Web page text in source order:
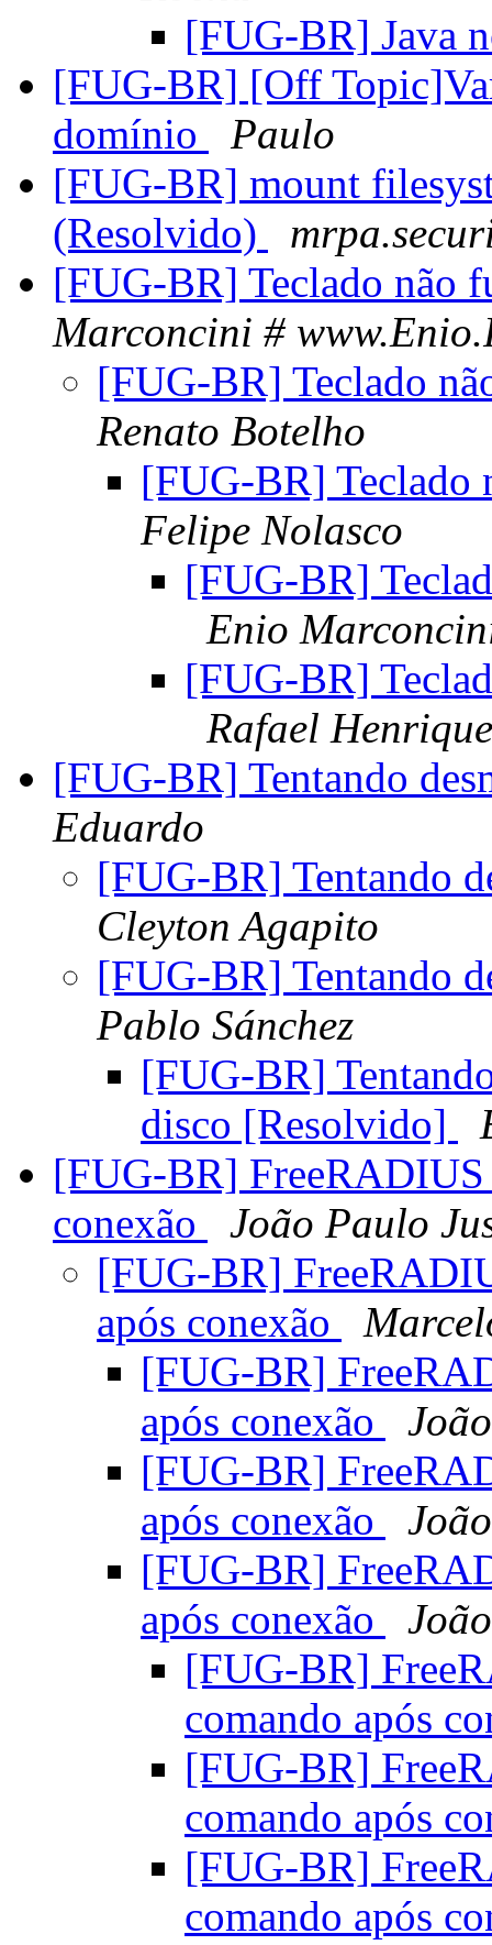
[FUG-BR] Java
[FUG-BR] [Off
domínio
Paulo
[FUG-BR] mount
(Resolvido)
[FUG-BR] Teclado não
Marconcini #
[FUG-BR] Teclado
Renato Botelho
[FUG-BR] Teclado
Felipe Nolasco
[FUG-BR]
Enio
[FUG-BR]
Rafael
[FUG-BR] Tentando
Eduardo
[FUG-BR] Tentando
Cleyton Agapito
[FUG-BR] Tentando
Pablo Sánchez
[FUG-BR]
disco [Resolvido]
[FUG-BR] FreeRADIUS
conexão
João Paulo
[FUG-BR]
após conexão
[FUG-BR]
após conexão
[FUG-BR]
após conexão
[FUG-BR]
após conexão
[FUG-BR]
comando após
[FUG-BR]
comando após
[FUG-BR]
comando após